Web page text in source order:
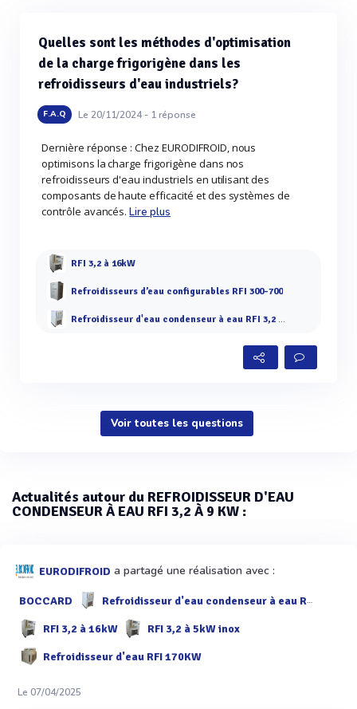
Quelles sont les méthodes d'optimisation
de la charge frigorigène dans les
refroidisseurs d'eau industriels?
F.A.Q Le 20/11/2024 - 1réponse
Dernière réponse : Chez EURODIFROID, nous
optimisons la charge frigorigène dans nos
refroidisseurs d'eau industriels en utilisant des
composants de haute efficacité et des systèmes de
contrôle avancés.Lire plus
RFI 3,2 à 16kW
Refroidisseurs d’eau configurables RFI 300-700
Refroidisseur d'eau condenseur à eau RFI 3,2 à 9 kW
Voir toutes les questions
Actualités autour du REFROIDISSEUR D'EAU
CONDENSEUR À EAU RFI 3,2 À 9 KW :
EURODIFROID a partagé une réalisation avec :
BOCCARD Refroidisseur d'eau condenseur à eau RFI 3,2 à 9 kW
RFI 3,2 à 16kW RFI 3,2 à 5kW inox
Refroidisseur d'eau RFI 170KW
Le 07/04/2025